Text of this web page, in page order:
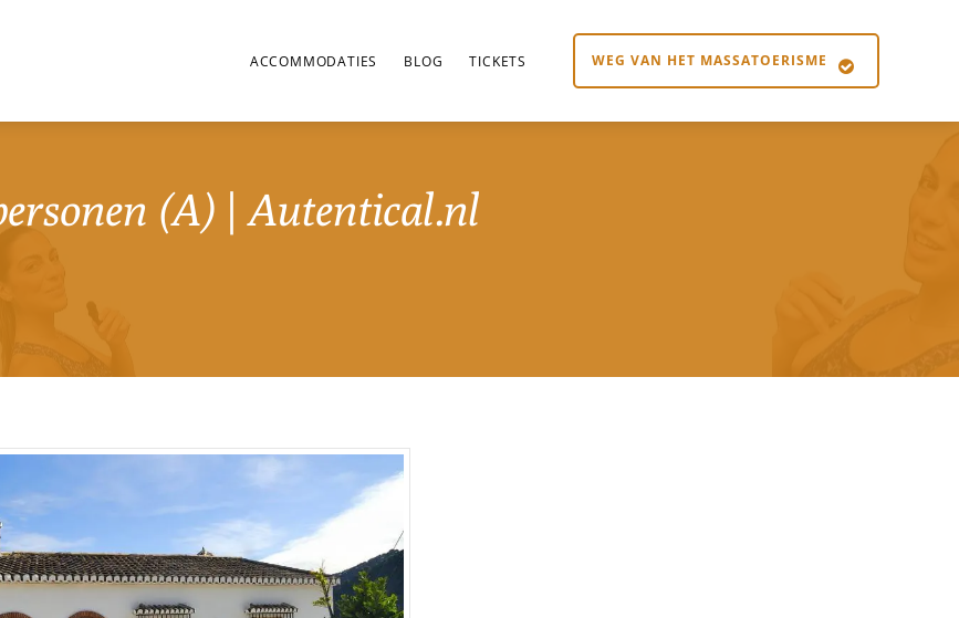
WEG VAN HET MASSATOERISME
ACCOMMODATIES BLOG TICKETS
(A) | Autentical.nl